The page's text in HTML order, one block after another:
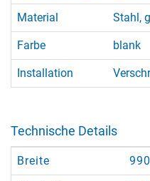
Material Stahl,
Farbe blank
Installation
Technische Details
Breite